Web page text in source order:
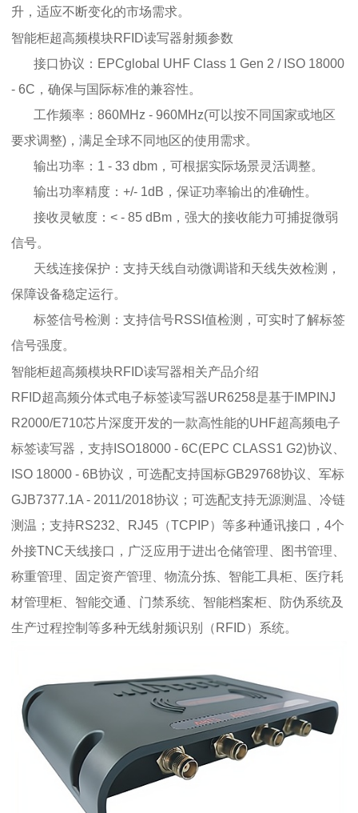
升，适应不断变化的市场需求。
智能柜超高频模块RFID读写器射频参数
接口协议：EPCglobal UHF Class 1 Gen 2 / ISO 18000
- 6C，确保与国际标准的兼容性。
工作频率：860MHz - 960MHz(可以按不同国家或地区
要求调整)，满足全球不同地区的使用需求。
输出功率：1 - 33 dbm，可根据实际场景灵活调整。
输出功率精度：+/- 1dB，保证功率输出的准确性。
接收灵敏度：< - 85 dBm，强大的接收能力可捕捉微弱
信号。
天线连接保护：支持天线自动微调谐和天线失效检测，
保障设备稳定运行。
标签信号检测：支持信号RSSI值检测，可实时了解标签
信号强度。
智能柜超高频模块RFID读写器相关产品介绍
RFID超高频分体式电子标签读写器UR6258是基于IMPINJ
R2000/E710芯片深度开发的一款高性能的UHF超高频电子
标签读写器，支持ISO18000 - 6C(EPC CLASS1 G2)协议、
ISO 18000 - 6B协议，可选配支持国标GB29768协议、军标
GJB7377.1A - 2011/2018协议；可选配支持无源测温、冷链
测温；支持RS232、RJ45（TCPIP）等多种通讯接口，4个
外接TNC天线接口，广泛应用于进出仓储管理、图书管理、
称重管理、固定资产管理、物流分拣、智能工具柜、医疗耗
材管理柜、智能交通、门禁系统、智能档案柜、防伪系统及
生产过程控制等多种无线射频识别（RFID）系统。